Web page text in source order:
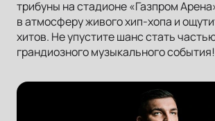
трибуны на стадионе «Газпром
в атмосферу живого хип-хопа и
хитов. Не упустите шанс стать
грандиозного музыкального события!